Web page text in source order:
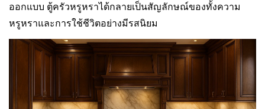
ออกแบบ ตู้ครัวหรูหราได้กลายเป็นสัญลักษณ์ของทั้งความ
หรูหราและการใช้ชีวิตอย่างมีรสนิยม